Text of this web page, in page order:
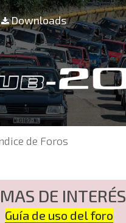
Downloads
de Foros
DE INTERÉS
Guía de uso del foro